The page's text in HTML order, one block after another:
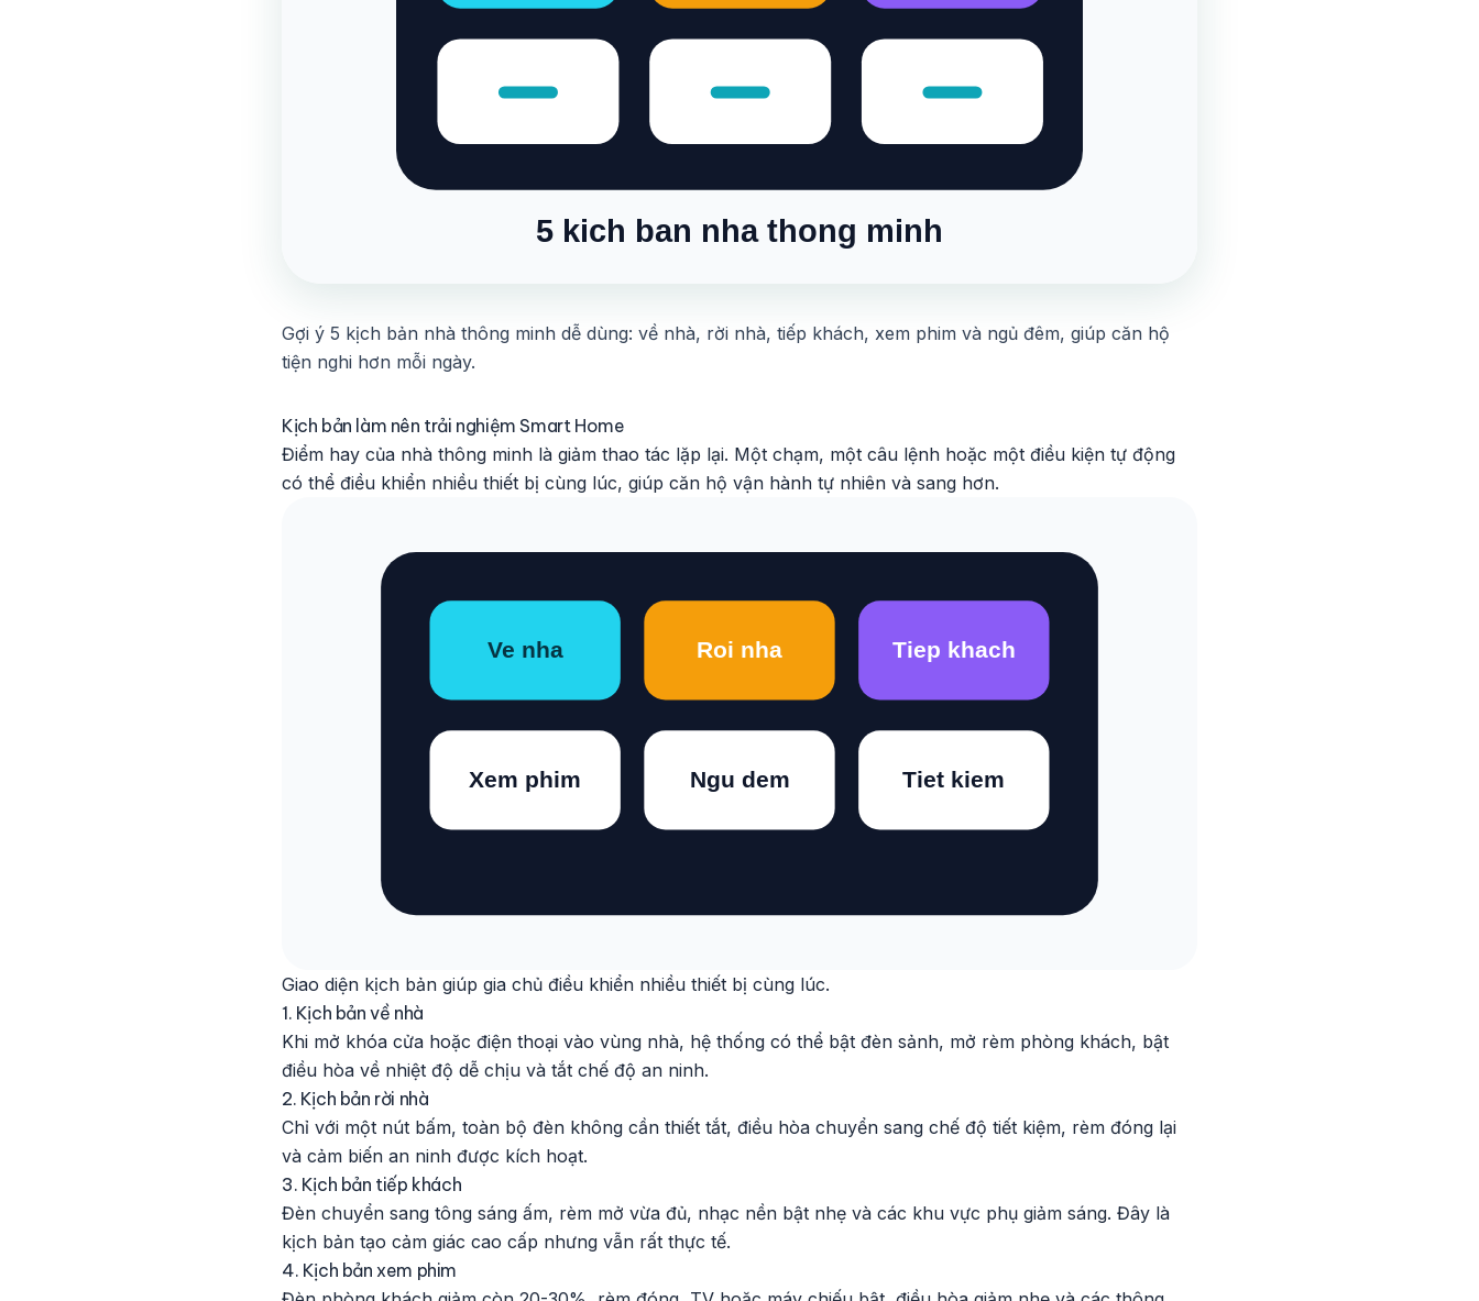
Gợi ý 5 kịch bản nhà thông minh dễ dùng: về nhà, rời nhà, tiếp khách, xem phim và ngủ đêm, giúp căn hộ
tiện nghi hơn mỗi ngày.
Kịch bản làm nên trải nghiệm Smart Home
Điểm hay của nhà thông minh là giảm thao tác lặp lại. Một chạm, một câu lệnh hoặc một điều kiện tự động
có thể điều khiển nhiều thiết bị cùng lúc, giúp căn hộ vận hành tự nhiên và sang hơn.
Giao diện kịch bản giúp gia chủ điều khiển nhiều thiết bị cùng lúc.
1. Kịch bản về nhà
Khi mở khóa cửa hoặc điện thoại vào vùng nhà, hệ thống có thể bật đèn sảnh, mở rèm phòng khách, bật
điều hòa về nhiệt độ dễ chịu và tắt chế độ an ninh.
2. Kịch bản rời nhà
Chỉ với một nút bấm, toàn bộ đèn không cần thiết tắt, điều hòa chuyển sang chế độ tiết kiệm, rèm đóng lại
và cảm biến an ninh được kích hoạt.
3. Kịch bản tiếp khách
Đèn chuyển sang tông sáng ấm, rèm mở vừa đủ, nhạc nền bật nhẹ và các khu vực phụ giảm sáng. Đây là
kịch bản tạo cảm giác cao cấp nhưng vẫn rất thực tế.
4. Kịch bản xem phim